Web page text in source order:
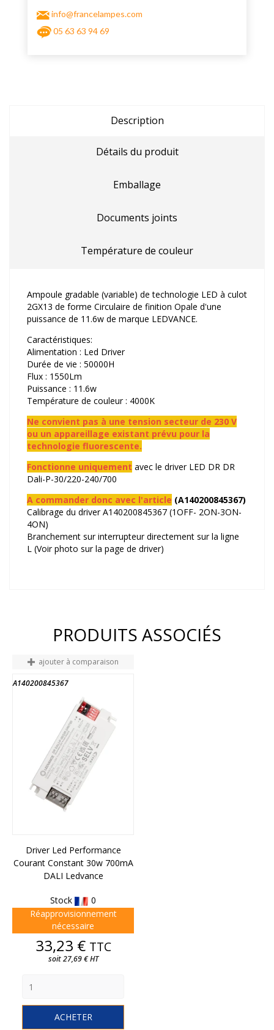
info@francelampes.com
05 63 63 94 69
Description
Détails du produit
Emballage
Documents joints
Température de couleur
Ampoule gradable (variable) de technologie LED à culot
2GX13 de forme Circulaire de finition Opale d'une
puissance de 11.6w de marque LEDVANCE.
Caractéristiques:
Alimentation : Led Driver
Durée de vie : 50000H
Flux : 1550Lm
Puissance : 11.6w
Température de couleur : 4000K
Ne convient pas à une tension secteur de 230 V
ou un appareillage existant prévu pour la
technologie fluorescente.
Fonctionne uniquement avec le driver LED DR DR
Dali-P-30/220-240/700
A commander donc avec l'article (A140200845367)
Calibrage du driver A140200845367 (1OFF- 2ON-3ON-
4ON)
Branchement sur interrupteur directement sur la ligne
L (Voir photo sur la page de driver)
PRODUITS ASSOCIÉS
ajouter à comparaison
A140200845367
Driver Led Performance
Courant Constant 30w 700mA
DALI Ledvance
Stock
0
Réapprovisionnement
nécessaire
Prix
33,23 € TTC
soit 27,69 € HT
ACHETER